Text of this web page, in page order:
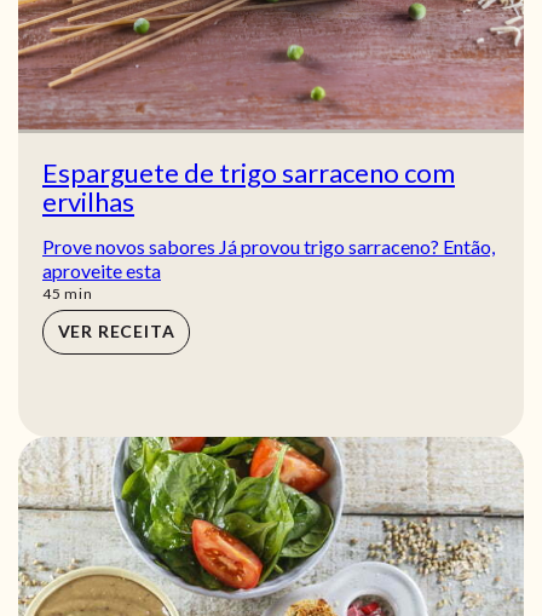
Esparguete de trigo sarraceno com
ervilhas
Prove novos sabores Já provou trigo sarraceno? Então,
aproveite esta
45 min
min
VER RECEITA